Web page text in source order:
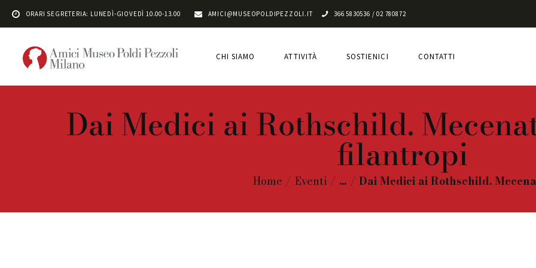
ORARI SEGRETERIA: LUNEDÌ-GIOVEDÌ 10.00-13.00 AMICI@MUSEOPOLDIPEZZOLI.IT 366 5830536 / 02 780872
CHI SIAMO ATTIVITÀ SOSTIENICI CONTATTI
Dai Medici ai Rothschild.
filantropi
Home Eventi ... Dai Medici ai Rothschild.
CHI SIAMO
ATTIVITÀ
SOSTIENICI
CONTATTI